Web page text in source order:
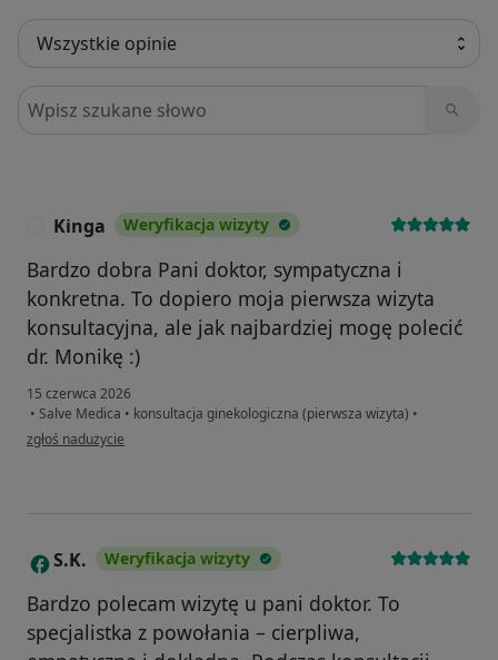
Szukaj w opiniach
Kinga Weryfikacja wizyty
Bardzo dobra Pani doktor, sympatyczna i
konkretna. To dopiero moja pierwsza wizyta
konsultacyjna, ale jak najbardziej mogę polecić
dr. Monikę :)
15 czerwca 2026
• Salve Medica • konsultacja ginekologiczna (pierwsza wizyta) •
w opinii użytkownika Kinga
zgłoś nadużycie
S S.K. Weryfikacja wizyty
Bardzo polecam wizytę u pani doktor. To
specjalistka z powołania – cierpliwa,